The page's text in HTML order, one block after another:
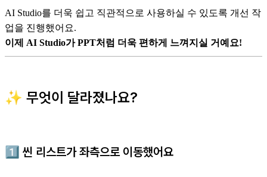
AI Studio를 더욱 쉽고 직관적으로 사용하실 수 있도록 개선 작
업을 진행했어요.
이제 AI Studio가 PPT처럼 더욱 편하게 느껴지실 거예요!
✨ 무엇이 달라졌나요?
1️⃣ 씬 리스트가 좌측으로 이동했어요